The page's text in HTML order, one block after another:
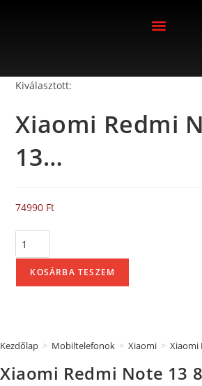
Kiválasztott:
Xiaomi Redmi
13…
74990 Ft
KOSÁRBA TESZEM
Kezdőlap > Mobiltelefonok > Xiaomi > Xiaomi
Xiaomi Redmi Note 13